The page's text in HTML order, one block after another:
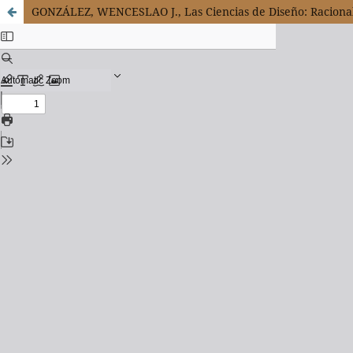
GONZÁLEZ, WENCESLAO J., Las Ciencias de Diseño: